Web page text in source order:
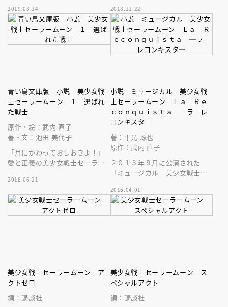
たちとともに聖なる戦いに挑
む！
2019.03.14
ちの前に、悪の手先があらわれ
る－－。
2018.11.22
青い鳥文庫版 小説 美少女戦
士セーラームーン １ 選ばれ
た戦士
原作・絵：武内 直子
著・文：池田 美代子
「月にかわっておしおきよ！」
愛と正義の美少女戦士セーラー
て愛される大ヒット漫画を完全
ノベライズ！
2018.06.21
小説 ミュージカル 美少女戦
士セーラームーン Ｌａ Ｒｅ
ｃｏｎｑｕｉｓｔａ ─ラ レ
コンキスタ─
著：平光 琢也
原作：武内 直子
２０１３年９月に公演された
「ミュージカル 美少女戦士セ
ｎｑｕｉｓｔａ」の小説です。
2015.04.01
美少女戦士セーラームーン ア
クトゼロ
編：講談社
美少女戦士セーラームーン ス
ペシャルアクト
編：講談社